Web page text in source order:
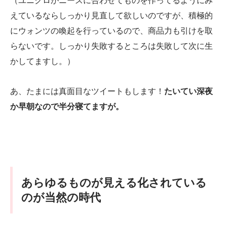
えているならしっかり見直して欲しいのですが、積極的
にウォンツの喚起を行っているので、商品力も引けを取
らないです。しっかり失敗するところは失敗して次に生
かしてますし。）
あ、たまには真面目なツイートもします！ たいてい深夜
か早朝なので半分寝てますが。
あらゆるものが見える化されている
のが当然の時代